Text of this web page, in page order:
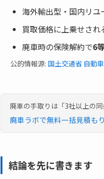
海外輸出型・国内リ
買取価格に上乗せされ
廃車時の保険解約で6
公的情報源: 国土交通省 自動
廃車の手取りは「3社以上の
廃車ラボで無料一括見積も
結論を先に書きます